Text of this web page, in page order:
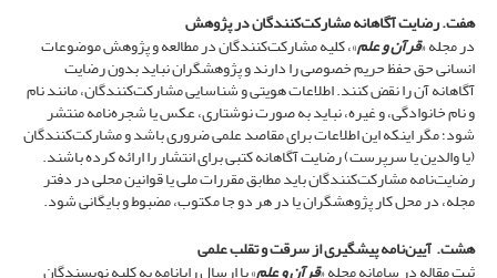
هفت. رضایت آگاهانه مشارکت‌کنندگان در پژوهش
در مجله «قرآن و علم»، کلیه مشارکت‌کنندگان در مطالعه و پژوهش موضوعات
انسانی حق حفظ حریم خصوصی را دارند و پژوهشگران نباید بدون رضایت
آگاهانه آن را نقض کنند. اطلاعات هویتی و شناسایی مشارکت‌کنندگان، مانند نام
و نام خانوادگی، و غیره، نباید به صورت نوشتاری، عکس یا شجره‌نامه منتشر
شود؛ مگر اینکه این اطلاعات برای مقاصد علمی ضروری باشد و مشارکت‌کنندگان
(یا والدین یا سرپرست) رضایت آگاهانه کتبی برای انتشار را ارائه کرده باشند.
رضایت‌نامه مشارکت‌کنندگان باید مطابق مقررات ملی یا قوانین محلی در دفتر
مجله، در محل کار پژوهشگران یا در هر دو جا مکتوب، مضبوط و بایگانی شود.
هشت.آیین‌نامه پیشگیری از سرقت و تقلب علمی